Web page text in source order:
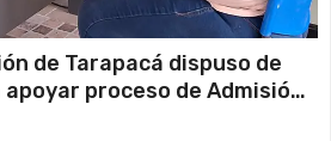
de Tarapacá dispuso de
proceso de Admisión